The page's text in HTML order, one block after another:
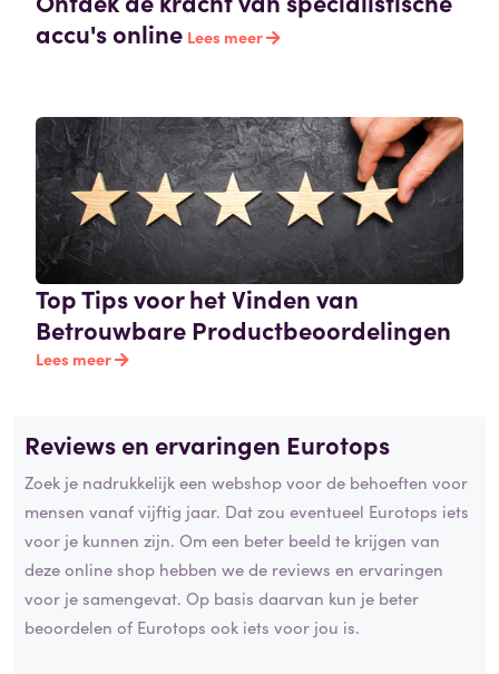
accu's online Lees meer
Top Tips voor het Vinden van
Betrouwbare Productbeoordelingen
Lees meer
Reviews en ervaringen Eurotops
Zoek je nadrukkelijk een webshop voor de behoeften voor
mensen vanaf vijftig jaar. Dat zou eventueel Eurotops iets
voor je kunnen zijn. Om een beter beeld te krijgen van
deze online shop hebben we de reviews en ervaringen
voor je samengevat. Op basis daarvan kun je beter
beoordelen of Eurotops ook iets voor jou is.